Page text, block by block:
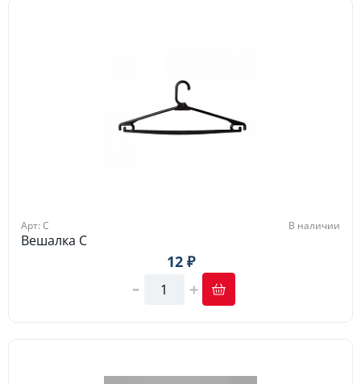
Арт: C В наличии
Вешалка C
12 ₽